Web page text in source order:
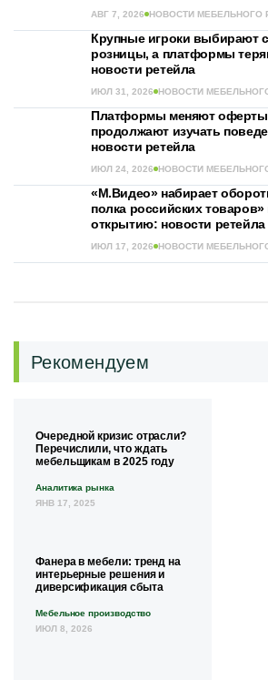
АВГ 7, 2026 НОВОСТИ МЕБЕЛЬНОГО
Крупные игроки выбирают
розницы, а платформы
новости ретейла
ИЮЛ 31, 2026 НОВОСТИ
Платформы меняют оферты
продолжают изучать
новости ретейла
ИЮЛ 24, 2026 НОВОСТИ
«М.Видео» набирает
полка российских товаров»
открытию: новости ретейла
ИЮЛ 17, 2026 НОВОСТИ
Рекомендуем
Очередной кризис отрасли?
Перечислили, что ждать
мебельщикам в 2025 году
Аналитика рынка
ЯНВ 17, 2025
Фанера в мебели: тренд на
интерьерные решения и
диверсификация сбыта
Мебельное производство
ИЮЛ 8, 2026